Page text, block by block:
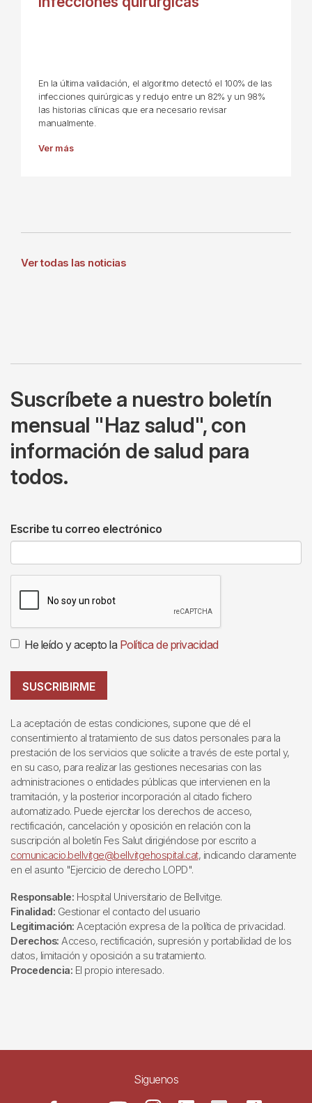
En la última validación, el algoritmo detectó el 100% de las
infecciones quirúrgicas y redujo entre un 82% y un 98%
las historias clínicas que era necesario revisar
manualmente.
Ver más
Ver todas las noticias
Suscríbete a nuestro boletín
mensual "Haz salud", con
información de salud para
todos.
Escribe tu correo electrónico
He leído y acepto la Política de privacidad
SUSCRIBIRME
La aceptación de estas condiciones, supone que dé el
consentimiento al tratamiento de sus datos personales para la
prestación de los servicios que solicite a través de este portal y,
en su caso, para realizar las gestiones necesarias con las
administraciones o entidades públicas que intervienen en la
tramitación, y la posterior incorporación al citado fichero
automatizado. Puede ejercitar los derechos de acceso,
rectificación, cancelación y oposición en relación con la
suscripción al boletín Fes Salut dirigiéndose por escrito a
comunicacio.bellvitge@bellvitgehospital.cat, indicando claramente
en el asunto "Ejercicio de derecho LOPD".
Responsable: Hospital Universitario de Bellvitge.
Finalidad: Gestionar el contacto del usuario
Legitimación: Aceptación expresa de la política de privacidad.
Derechos: Acceso, rectificación, supresión y portabilidad de los
datos, limitación y oposición a su tratamiento.
Procedencia: El propio interesado.
Siguenos